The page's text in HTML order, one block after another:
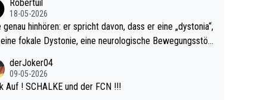
Robertuil
18-05-2026
genau hinhören: er spricht davon, dass er eine „dystonia“,
fokale Dystonie, eine neurologische Bewegungsstör
im Arm hat. Und, dass Medikamente ihm helfen! Ich gl
immer noch, dass sehr viele der Dartits-Fälle fälschlich p
derJoker04
09-05-2026
Auf ! SCHALKE und der FCN !!!